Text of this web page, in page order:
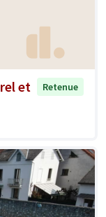
et
Retenue